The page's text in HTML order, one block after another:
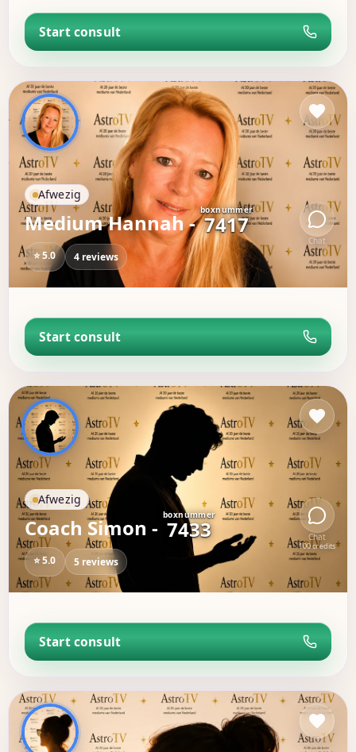
Start consult
Chat
Afwezig
Medium Hannah -boxnummer
7417
⭐ 5.0 4 reviews
Start consult
Chat
100 credits
Afwezig
Coach Simon - boxnummer
7433
⭐ 5.0 5 reviews
Start consult